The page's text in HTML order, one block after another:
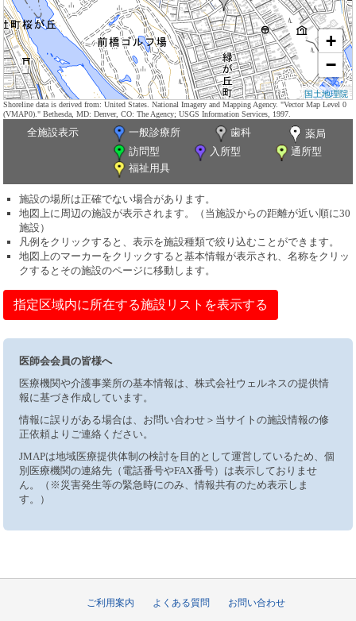
+
−
国土地理院
Shoreline data is derived from: United States. National Imagery and Mapping Agency. "Vector Map Level 0
(VMAP0)." Bethesda, MD: Denver, CO: The Agency; USGS Information Services, 1997.
全施設表示 一般診療所 歯科
薬局
訪問型
入所型
通所型
福祉用具
施設の場所は正確でない場合があります。
地図上に周辺の施設が表示されます。（当施設からの距離が近い順に30
施設）
凡例をクリックすると、表示を施設種類で絞り込むことができます。
地図上のマーカーをクリックすると基本情報が表示され、名称をクリッ
クするとその施設のページに移動します。
指定区域内に所在する施設リストを表示する
医師会会員の皆様へ
医療機関や介護事業所の基本情報は、株式会社ウェルネスの提供情
報に基づき作成しています。
情報に誤りがある場合は、お問い合わせ＞当サイトの施設情報の修
正依頼よりご連絡ください。
JMAPは地域医療提供体制の検討を目的として運営しているため、個
別医療機関の連絡先（電話番号やFAX番号）は表示しておりませ
ん。（※災害発生等の緊急時にのみ、情報共有のため表示しま
す。）
ご利用案内 よくある質問 お問い合わせ